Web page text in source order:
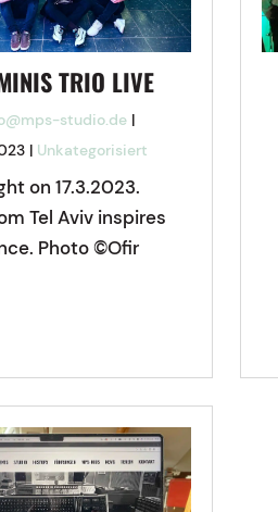
TRIO LIVE
studio.de |
| Unkategorisiert
on 17.3.2023.
Tel Aviv inspires
Photo ©Ofir